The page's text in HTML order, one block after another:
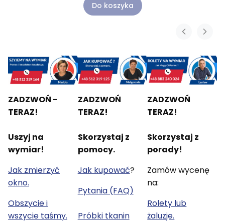
Do koszyka
ZADZWOŃ -
TERAZ!
Uszyj na
wymiar!
Jak zmierzyć
okno.
Obszycie i
wszycie taśmy.
ZADZWOŃ
TERAZ!
Skorzystaj z
pomocy.
Jak kupować?
Pytania (FAQ)
Próbki tkanin
ZADZWOŃ
TERAZ!
Skorzystaj z
porady!
Zamów wycenę
na:
Rolety lub
żaluzje.